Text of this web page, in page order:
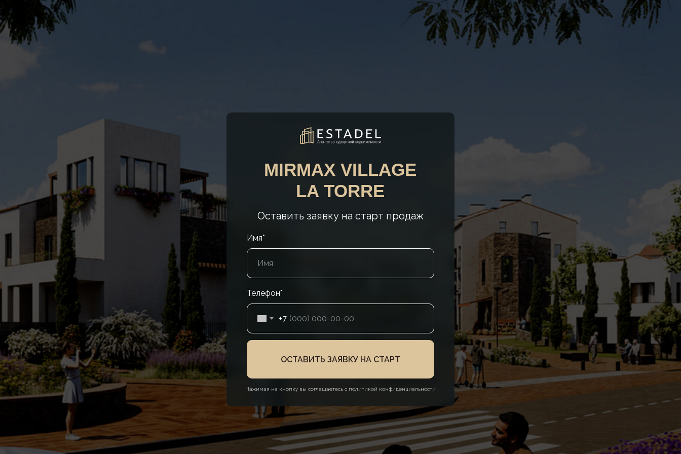
MIRMAX VILLAGE
LA TORRE
Оставить заявку на старт продаж
Нажимая на кнопку вы соглашаетесь с политикой конфиденциальности
Имя*
Телефон*
+7
ОСТАВИТЬ ЗАЯВКУ НА СТАРТ